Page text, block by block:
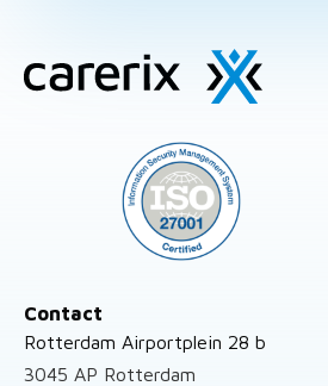
Product
Update
Site
footer
Contact
Rotterdam Airportplein 28 b
3045 AP Rotterdam